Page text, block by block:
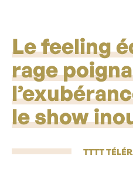
Le feeling
rage
le show
TTTT